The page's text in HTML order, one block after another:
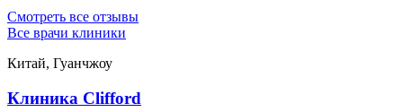
Смотреть все отзывы
Все врачи клиники
Китай, Гуанчжоу
Клиника Clifford